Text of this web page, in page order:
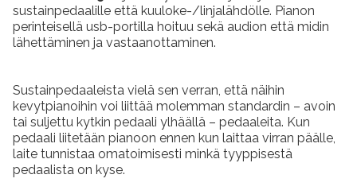
sustainpedaalille että kuuloke-/linjalähdölle. Pianon
perinteisellä usb-portilla hoituu sekä audion että midin
lähettäminen ja vastaanottaminen.
Sustainpedaaleista vielä sen verran, että näihin
kevytpianoihin voi liittää molemman standardin – avoin
tai suljettu kytkin pedaali ylhäällä – pedaaleita. Kun
pedaali liitetään pianoon ennen kun laittaa virran päälle,
laite tunnistaa omatoimisesti minkä tyyppisestä
pedaalista on kyse.